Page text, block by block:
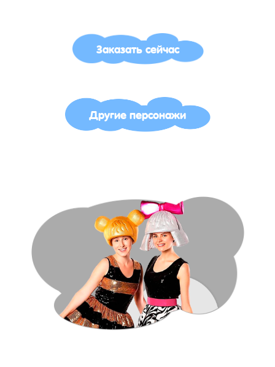
Заказать сейчас
Другие персонажи